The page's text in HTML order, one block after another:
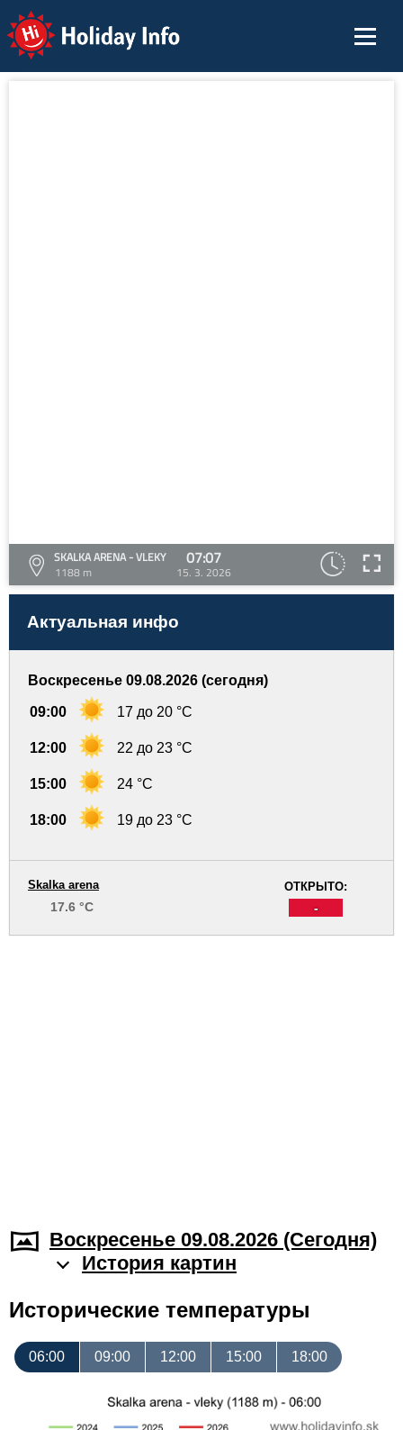
Holiday Info
SKALKA ARENA - VLEKY
1188 m
07:07
15. 3. 2026
Актуальная инфо
Воскресенье 09.08.2026 (сегодня)
09:00 17 до 20 °C
12:00 22 до 23 °C
15:00 24 °C
18:00 19 до 23 °C
ОТКРЫТО:
-
Skalka arena
17.6 °C
Воскресенье 09.08.2026 (Cегодня)
История картин
Исторические температуры
06:00 09:00 12:00 15:00 18:00